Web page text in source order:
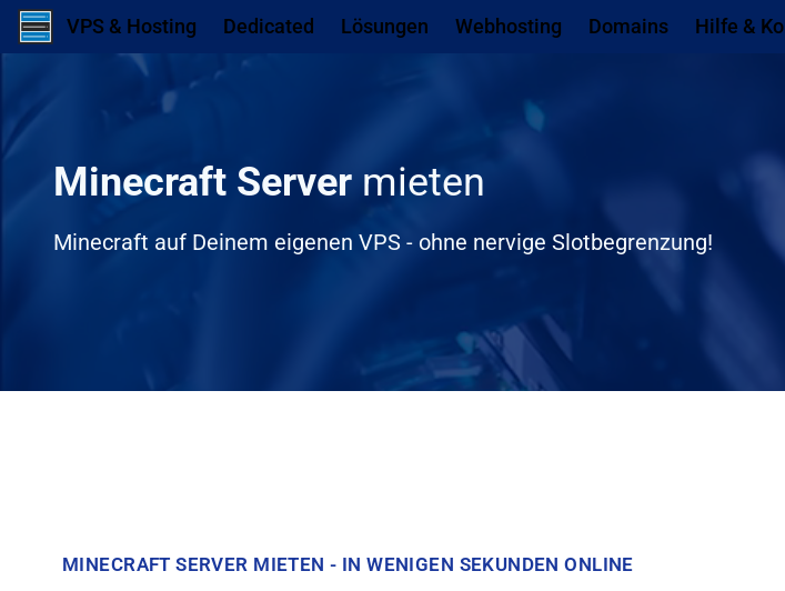
Zum Inhalt springen Zum ersten Navigationslink springen Nach ganz unten springen
VPS & Hosting Dedicated Lösungen Webhosting Domains Hilfe &
Minecraft Server mieten
Minecraft auf Deinem eigenen VPS - ohne nervige Slotbegrenzung!
MINECRAFT SERVER MIETEN - IN WENIGEN SEKUNDEN ONLINE